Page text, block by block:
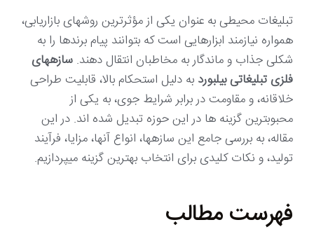
تبلیغات محیطی به عنوان یکی از مؤثرترین روشهای بازاریابی،
همواره نیازمند ابزارهایی است که بتوانند پیام برندها را به
شکلی جذاب و ماندگار به مخاطبان انتقال دهند. سازههای
فلزی تبلیغاتی بیلبورد به دلیل استحکام بالا، قابلیت طراحی
خلاقانه، و مقاومت در برابر شرایط جوی، به یکی از
محبوبترین گزینه ها در این حوزه تبدیل شده اند. در این
مقاله، به بررسی جامع این سازهها، انواع آنها، مزایا، فرآیند
تولید، و نکات کلیدی برای انتخاب بهترین گزینه میپردازیم.
فهرست مطالب